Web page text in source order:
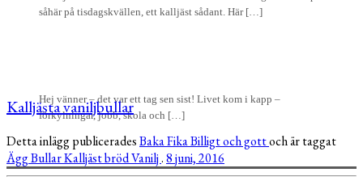
såhär på tisdagskvällen, ett kalljäst sådant. Här […]
Hej vänner – det var ett tag sen sist! Livet kom i kapp –
förkylningar, jobb, skola och […]
Kalljästa vaniljbullar
Detta inlägg publiceradesBakaFikaBilligt och gottoch är taggat
ÄggBullarKalljäst brödVanilj.8 juni, 2016